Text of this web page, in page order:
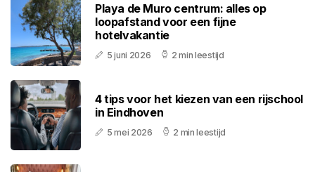
Playa de Muro centrum: alles op
loopafstand voor een fijne
hotelvakantie
5 juni 2026 2 min leestijd
4 tips voor het kiezen van een rijschool
in Eindhoven
5 mei 2026 2 min leestijd